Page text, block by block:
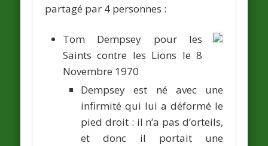
partagé par 4 personnes :
Tom Dempsey pour les
Saints contre les Lions le 8
Novembre 1970
Dempsey est né avec une
infirmité qui lui a déformé le
pied droit : il n’a pas d’orteils,
et donc il portait une